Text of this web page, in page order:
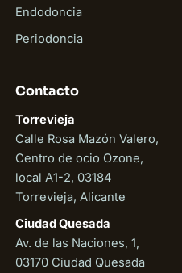
Endodoncia
Periodoncia
Contacto
Torrevieja
Calle Rosa Mazón Valero,
Centro de ocio Ozone,
local A1-2, 03184
Torrevieja, Alicante
Ciudad Quesada
Av. de las Naciones, 1,
03170 Ciudad Quesada